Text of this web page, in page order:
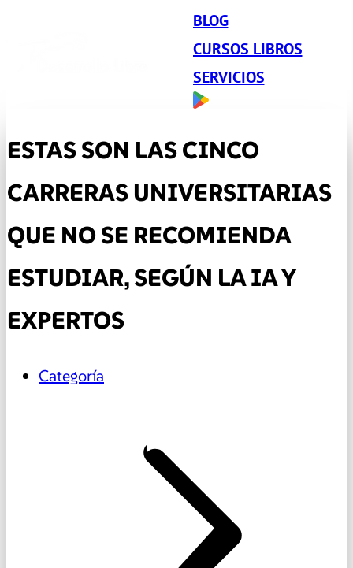
BLOG
CURSOS LIBROS
SERVICIOS
ESTAS SON LAS CINCO
CARRERAS UNIVERSITARIAS
QUE NO SE RECOMIENDA
ESTUDIAR, SEGÚN LA IA Y
EXPERTOS
Categoría